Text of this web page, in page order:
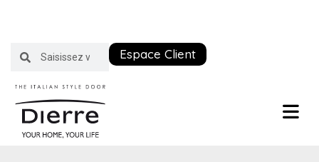
Espace Client